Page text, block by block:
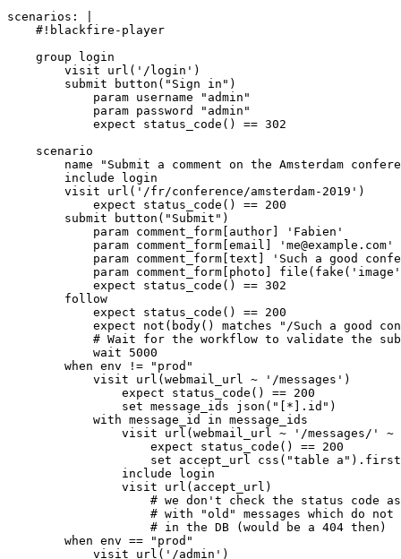
scenarios: |
    #!blackfire-player
    group login
        visit url('/login')
        submit button("Sign in")
            param username "admin"
            param password "admin"
            expect status_code() == 302
    scenario
name "Submit a comment on the Amsterdam
        include login
        visit url('/fr/conference/amsterdam-2019')
            expect status_code() == 200
        submit button("Submit")
            param comment_form[author] 'Fabien'
            param comment_form[email] 'me@example.com'
param comment_form[text] 'Such a good
param comment_form[photo]
            expect status_code() == 302
        follow
            expect status_code() == 200
expect not(body() matches "/Such a good
# Wait for the workflow to validate the
            wait 5000
        when env != "prod"
            visit url(webmail_url ~ '/messages')
                expect status_code() == 200
                set message_ids json("[*].id")
            with message_id in message_ids
visit url(webmail_url ~ '/messages/' ~
                    expect status_code() == 200
set accept_url css("table
                include login
                visit url(accept_url)
# we don't check the status code
# with "old" messages which do not
                    # in the DB (would be a 404 then)
        when env == "prod"
            visit url('/admin')